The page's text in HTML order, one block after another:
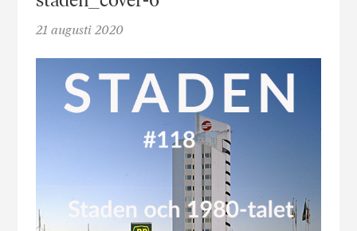
21 augusti 2020